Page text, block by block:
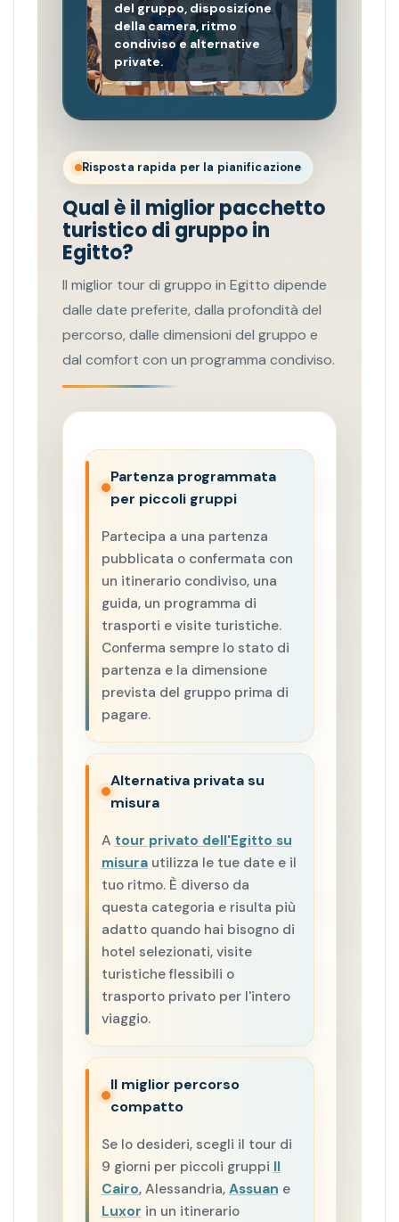
del gruppo, disposizione
della camera, ritmo
condiviso e alternative
private.
Risposta rapida per la pianificazione
Qual è il miglior pacchetto
turistico di gruppo in
Egitto?
Il miglior tour di gruppo in Egitto dipende
dalle date preferite, dalla profondità del
percorso, dalle dimensioni del gruppo e
dal comfort con un programma condiviso.
Partenza programmata
per piccoli gruppi
Partecipa a una partenza
pubblicata o confermata con
un itinerario condiviso, una
guida, un programma di
trasporti e visite turistiche.
Conferma sempre lo stato di
partenza e la dimensione
prevista del gruppo prima di
pagare.
Alternativa privata su
misura
A tour privato dell'Egitto su
misurautilizza le tue date e il
tuo ritmo. È diverso da
questa categoria e risulta più
adatto quando hai bisogno di
hotel selezionati, visite
turistiche flessibili o
trasporto privato per l'intero
viaggio.
Il miglior percorso
compatto
Se lo desideri, scegli il tour di
9 giorni per piccoli gruppi Il
Cairo, Alessandria, Assuan e
Luxor in un itinerario